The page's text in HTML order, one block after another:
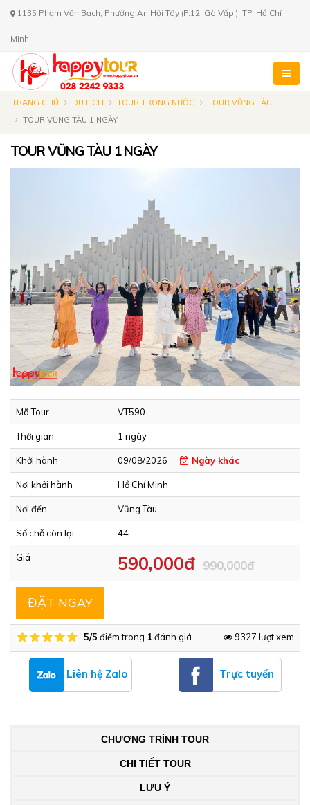
1135 Phạm Văn Bạch, Phường An Hội Tây (P.12, Gò Vấp ), TP. Hồ Chí
Minh
TRANG CHỦ DU LỊCH TOUR TRONG NƯỚC
TOUR VŨNG TÀU
TOUR VŨNG TÀU 1 NGÀY
TOUR VŨNG TÀU 1 NGÀY
Mã Tour VT590
Thời gian 1 ngày
Khởi hành 09/08/2026 Ngày khác
Nơi khởi hành Hồ Chí Minh
Nơi đến Vũng Tàu
Số chỗ còn lại 44
Giá 590,000đ 990,000đ
ĐẶT NGAY
5/5 điểm trong 1đánh giá 9327 lượt xem
Liên hệ Zalo Trực tuyến
CHƯƠNG TRÌNH TOUR
CHI TIẾT TOUR
LƯU Ý